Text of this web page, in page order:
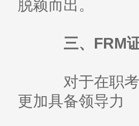
脱颖而出。
三、FRM证
对于在职考
更加具备领导力